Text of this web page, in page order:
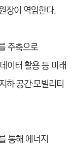
장이 역임한다.
주축으로
이터 활용 등 미래
하 공간·모빌리티
통해 에너지